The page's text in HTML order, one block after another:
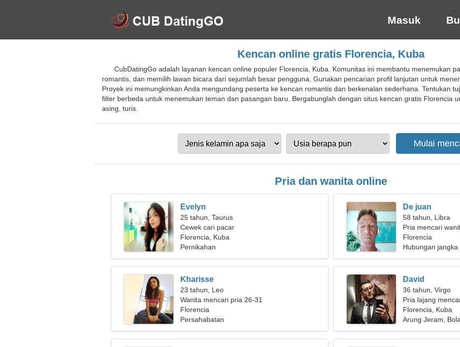
Masuk
Kencan online gratis Florencia, Kuba
CubDatingGo adalah layanan kencan online populer Florencia, Kuba. Komunitas ini membantu menemukan
romantis, dan memilih lawan bicara dari sejumlah besar pengguna. Gunakan pencarian profil lanjutan untuk
Proyek ini memungkinkan Anda mengundang peserta ke kencan romantis dan berkenalan sederhana. Tentukan
filter berbeda untuk menemukan teman dan pasangan baru. Bergabunglah dengan situs kencan gratis Florencia
asing, turis.
Pria dan wanita online
Evelyn
25 tahun, Taurus
Cewek cari pacar
Florencia, Kuba
Pernikahan
De juan
58 tahun, Libra
Pria mencari
Florencia
Hubungan jangka
Kharisse
23 tahun, Leo
Wanita mencari pria 26-31
Florencia
Persahabatan
David
36 tahun, Virgo
Pria lajang
Florencia, Kuba
Arung Jeram,